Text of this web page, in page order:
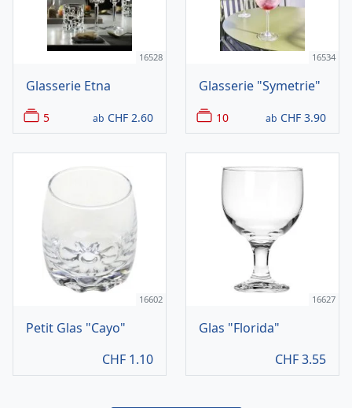
16528
Glasserie Etna
5 ab CHF 2.60
16534
Glasserie "Symetrie"
10 ab CHF 3.90
16602
Petit Glas "Cayo"
CHF 1.10
16627
Glas "Florida"
CHF3.55